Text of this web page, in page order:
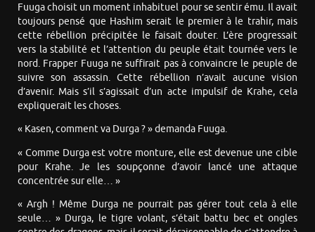
Fuuga choisit un moment inhabituel pour se sentir ému. Il avait
toujours pensé que Hashim serait le premier à le trahir, mais
cette rébellion précipitée le faisait douter. L’ère progressait
vers la stabilité et l’attention du peuple était tournée vers le
nord. Frapper Fuuga ne suffirait pas à convaincre le peuple de
suivre son assassin. Cette rébellion n’avait aucune vision
d’avenir. Mais s’il s’agissait d’un acte impulsif de Krahe, cela
expliquerait les choses.
« Kasen, comment va Durga ? » demanda Fuuga.
« Comme Durga est votre monture, elle est devenue une cible
pour Krahe. Je les soupçonne d’avoir lancé une attaque
concentrée sur elle… »
« Argh ! Même Durga ne pourrait pas gérer tout cela à elle
seule… » Durga, le tigre volant, s’était battu bec et ongles